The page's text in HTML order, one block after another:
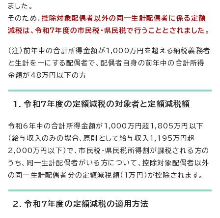
ました。
そのため、 控除対象配偶者以外の同一生計配偶者に係る定額
減税は、令和7年度の市民税・県民税で行うこととされました。
（注）前年中の合計所得金額が1,000万円を超える納税義務者
と生計を一にする配偶者で、配偶者自身の前年中の合計所得
金額が48万円以下の方
1．令和7年度の定額減税の対象者と定額減税額
令和6年中の合計所得金額が1,000万円超1,805万円以下
（給与収入のみの場合、原則として給与収入1,195万円超
2,000万円以下）で、市民税・県民税所得割が課税される方の
うち、同一生計配偶者がいる方について、控除対象配偶者以外
の同一生計配偶者分の定額減税額（1万円）が控除されます。
2．令和7年度の定額減税の適用方法